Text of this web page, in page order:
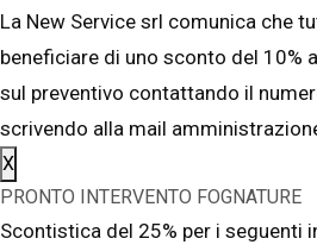
La New Service srl comunica che
beneficiare di uno sconto del 10%
sul preventivo contattando il
scrivendo alla mail
X
PRONTO INTERVENTO FOGNATURE
Scontistica del 25% per i seguenti